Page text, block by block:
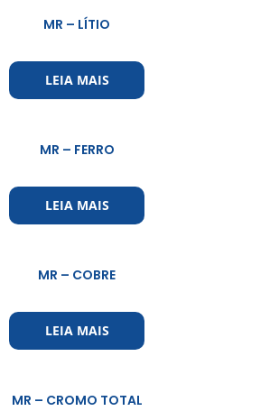
MR – LÍTIO
LEIA MAIS
MR – FERRO
LEIA MAIS
MR – COBRE
LEIA MAIS
MR – CROMO TOTAL